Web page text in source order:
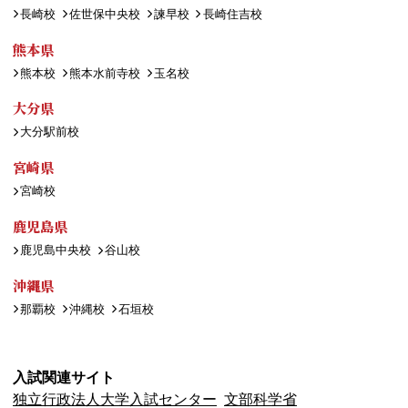
長崎校 佐世保中央校 諫早校 長崎住吉校
熊本県
熊本校 熊本水前寺校 玉名校
大分県
大分駅前校
宮崎県
宮崎校
鹿児島県
鹿児島中央校 谷山校
沖縄県
那覇校 沖縄校 石垣校
入試関連サイト
独立行政法人大学入試センター 文部科学省